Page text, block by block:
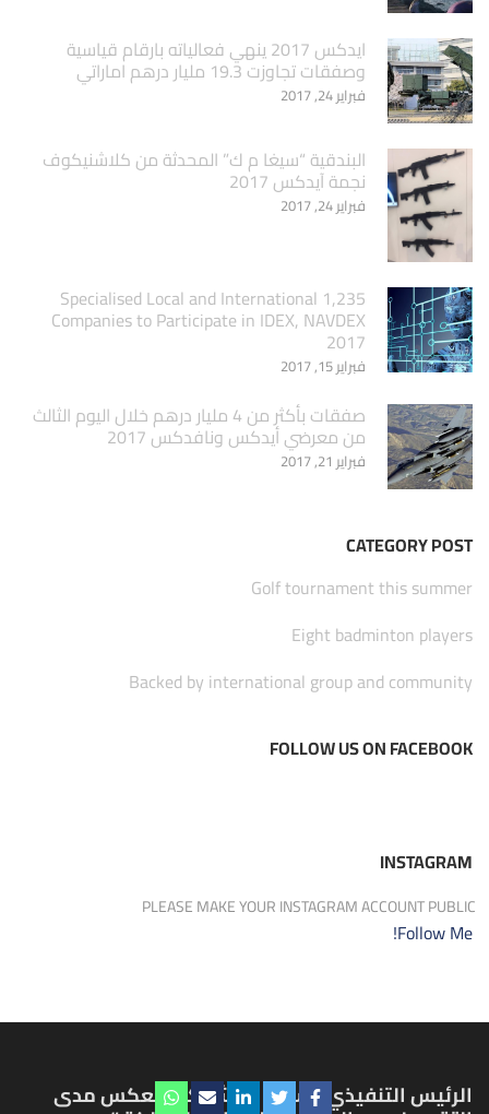
ايدكس 2017 ينهي فعالياته بارقام قياسية
وصفقات تجاوزت 19.3 مليار درهم اماراتي
فبراير 24, 2017
البندقية “سيغا م ك” المحدثة من كلاشنيكوف
نجمة آيدكس 2017
فبراير 24, 2017
1,235 Specialised Local and International
Companies to Participate in IDEX, NAVDEX
2017
فبراير 15, 2017
صفقات بأكثر من 4 مليار درهم خلال اليوم الثالث
من معرضي أيدكس ونافدكس 2017
فبراير 21, 2017
CATEGORY POST
Golf tournament this summer
Eight badminton players
Backed by international group and community
FOLLOW US ON FACEBOOK
INSTAGRAM
PLEASE MAKE YOUR INSTAGRAM ACCOUNT PUBLIC
Follow Me!
الرئيس التنفيذي للسلام ” مشاركتنا تعكس مدى